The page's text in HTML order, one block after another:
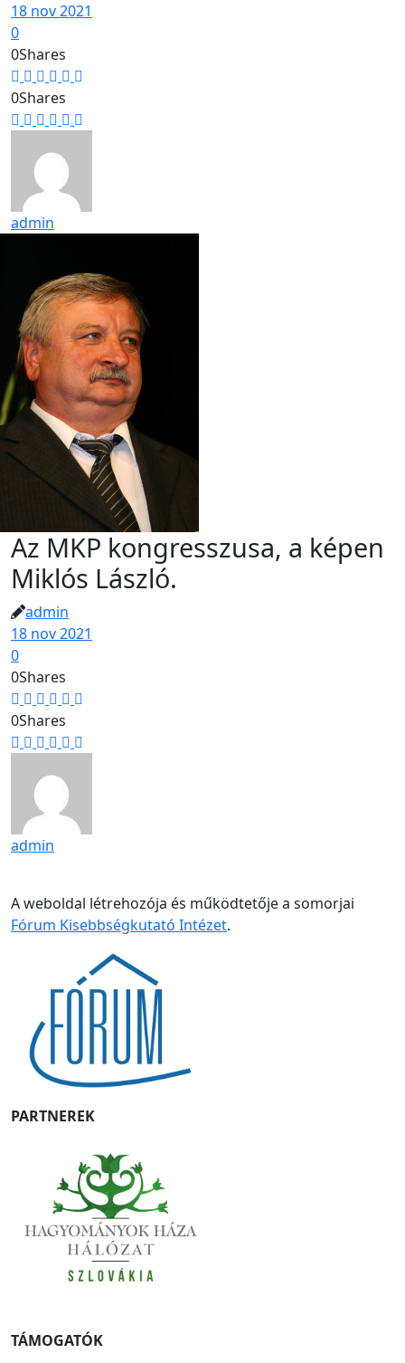
18 nov 2021
0
0Shares
0Shares
admin
Az MKP kongresszusa, a képen
Miklós László.
admin
18 nov 2021
0
0Shares
0Shares
admin
A weboldal létrehozója és működtetője a somorjai
Fórum Kisebbségkutató Intézet.
PARTNEREK
TÁMOGATÓK